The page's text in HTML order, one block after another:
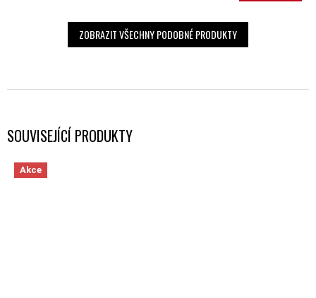
SOUVISEJÍCÍ PRODUKTY
Akce
ZOBRAZIT VŠECHNY PODOBNÉ PRODUKTY